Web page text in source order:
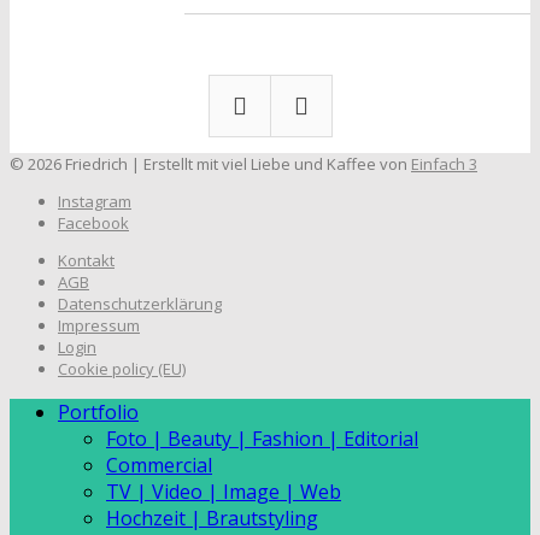
© 2026 Friedrich | Erstellt mit viel Liebe und Kaffee von Einfach 3
Instagram
Facebook
Kontakt
AGB
Datenschutzerklärung
Impressum
Login
Cookie policy (EU)
Portfolio
Foto | Beauty | Fashion | Editorial
Commercial
TV | Video | Image | Web
Hochzeit | Brautstyling